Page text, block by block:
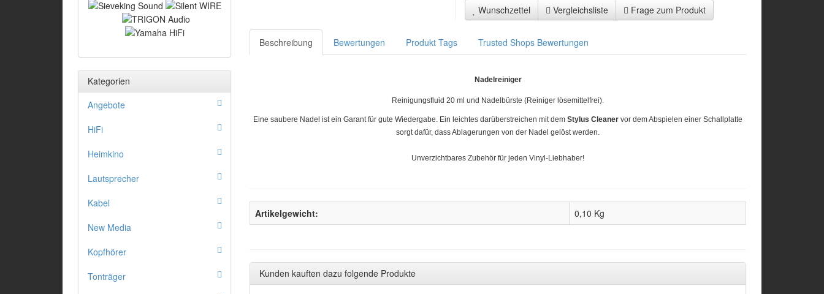
Wunschzettel Vergleichsliste Frage zum Produkt
Beschreibung Bewertungen Produkt Tags Trusted Shops Bewertungen
Nadelreiniger
Reinigungsfluid 20 ml und Nadelbürste (Reiniger lösemittelfrei).
Eine saubere Nadel ist ein Garant für gute Wiedergabe. Ein leichtes darüberstreichen mit dem Stylus Cleaner vor dem Abspielen einer Schallplatte
sorgt dafür, dass Ablagerungen von der Nadel gelöst werden.
Unverzichtbares Zubehör für jeden Vinyl-Liebhaber!
Artikelgewicht: 0,10 Kg
Kunden kauften dazu folgende Produkte
Kategorien
Angebote
HiFi
Heimkino
Lautsprecher
Kabel
New Media
Kopfhörer
Tonträger